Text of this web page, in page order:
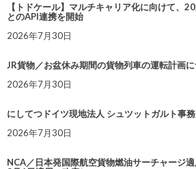
【トドケール】マルチキャリア化に向けて、
とのAPI連携を開始
2026年7月30日
JR貨物／お盆休み期間の貨物列車の運転計画
2026年7月30日
にしてつドイツ現地法人 シュツットガルト事
2026年7月30日
NCA／日本発国際航空貨物燃油サーチャージ